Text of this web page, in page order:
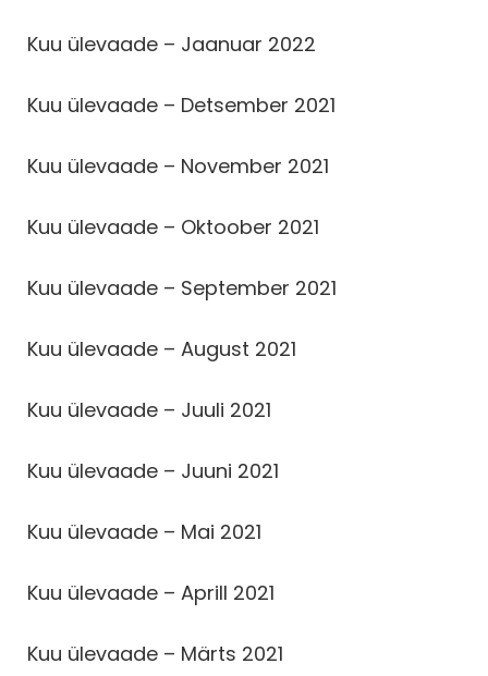
Kuu ülevaade – Jaanuar 2022
Kuu ülevaade – Detsember 2021
Kuu ülevaade – November 2021
Kuu ülevaade – Oktoober 2021
Kuu ülevaade – September 2021
Kuu ülevaade – August 2021
Kuu ülevaade – Juuli 2021
Kuu ülevaade – Juuni 2021
Kuu ülevaade – Mai 2021
Kuu ülevaade – Aprill 2021
Kuu ülevaade – Märts 2021